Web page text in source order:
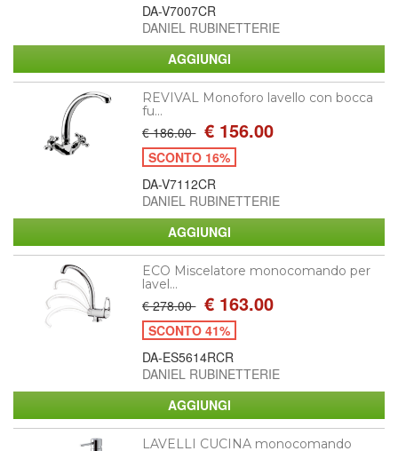
DA-V7007CR
DANIEL RUBINETTERIE
REVIVAL Monoforo lavello con bocca
fu...
€ 186.00 € 156.00
SCONTO 16%
DA-V7112CR
DANIEL RUBINETTERIE
ECO Miscelatore monocomando per
lavel...
€ 278.00 € 163.00
SCONTO 41%
DA-ES5614RCR
DANIEL RUBINETTERIE
LAVELLI CUCINA monocomando